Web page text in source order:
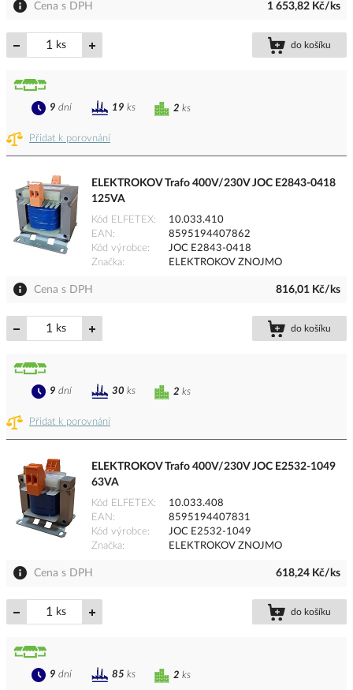
Cena s DPH 1 653,82 Kč/ks
ks do košíku
Přidat k porovnání
2 ks
9 dní 19 ks
ELEKTROKOV Trafo 400V/230V JOC E2843-0418
125VA
Kód ELFETEX
10.033.410
EAN
8595194407862
Kód výrobce
JOC E2843-0418
Značka
ELEKTROKOV ZNOJMO
Cena s DPH 816,01 Kč/ks
ks do košíku
Přidat k porovnání
2 ks
9 dní 30 ks
ELEKTROKOV Trafo 400V/230V JOC E2532-1049
63VA
Kód ELFETEX
10.033.408
EAN
8595194407831
Kód výrobce
JOC E2532-1049
Značka
ELEKTROKOV ZNOJMO
Cena s DPH 618,24 Kč/ks
ks do košíku
2 ks
9 dní 85 ks